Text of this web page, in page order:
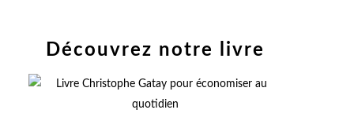
Découvrez notre livre